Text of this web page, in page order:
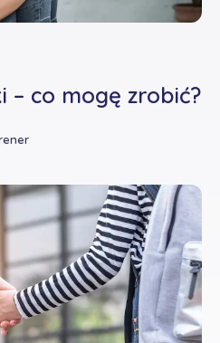
– co mogę zrobić?